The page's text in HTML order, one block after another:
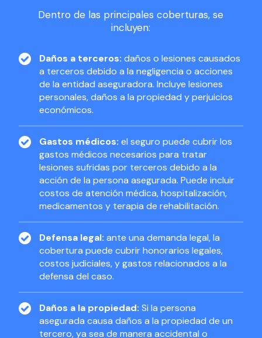
Dentro de las principales coberturas, se
incluyen:
Daños a terceros: daños o lesiones causados
a terceros debido a la negligencia o acciones
de la entidad aseguradora. Incluye lesiones
personales, daños a la propiedad y perjuicios
económicos.
Gastos médicos: el seguro puede cubrir los
gastos médicos necesarios para tratar
lesiones sufridas por terceros debido a la
acción de la persona asegurada. Puede incluir
costos de atención médica, hospitalización,
medicamentos y terapia de rehabilitación.
Defensa legal: ante una demanda legal, la
cobertura puede cubrir honorarios legales,
costos judiciales, y gastos relacionados a la
defensa del caso.
Daños a la propiedad: Si la persona
asegurada causa daños a la propiedad de un
tercero, ya sea de manera accidental o